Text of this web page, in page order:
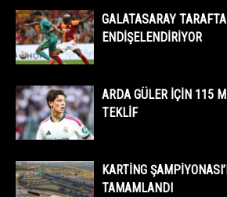
GALATASARAY
ENDİŞELENDİRİYOR
ARDA GÜLER İÇİN 115
TEKLİF
KARTİNG
TAMAMLANDI